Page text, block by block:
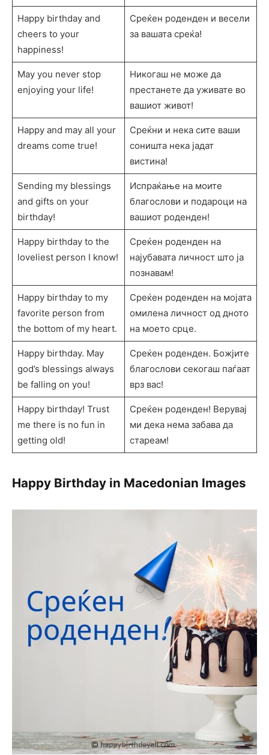
Happy birthday and
cheers to your
happiness!
Среќен роденден и весели
за вашата среќа!
May you never stop
enjoying your life!
Никогаш не може да
престанете да уживате во
вашиот живот!
Happy and may all your
dreams come true!
Среќни и нека сите ваши
соништа нека јадат
вистина!
Sending my blessings
and gifts on your
birthday!
Испраќање на моите
благослови и подароци на
вашиот роденден!
Happy birthday to the
loveliest person I know!
Среќен роденден на
најубавата личност што ја
познавам!
Happy birthday to my
favorite person from
the bottom of my heart.
Среќен роденден на мојата
омилена личност од дното
на моето срце.
Happy birthday. May
god’s blessings always
be falling on you!
Среќен роденден. Божјите
благослови секогаш паѓаат
врз вас!
Happy birthday! Trust
me there is no fun in
getting old!
Среќен роденден! Верувај
ми дека нема забава да
стареам!
Happy Birthday in Macedonian Images